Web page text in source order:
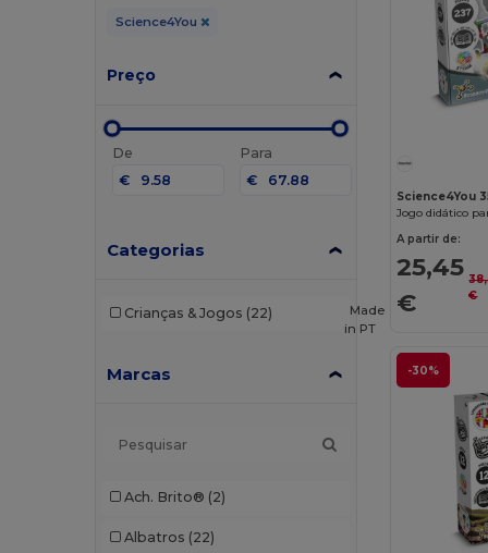
Science4You
Preço
De
€
Para
€
Categorias
Crianças & Jogos (22)
Marcas
Ach. Brito® (2)
Albatros (22)
Science4You
Jogo didático
A partir de:
25,45
€
€
-30%
Made
in PT